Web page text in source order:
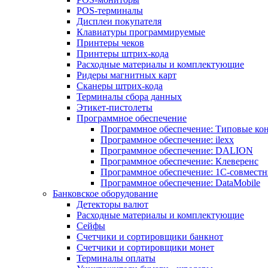
POS-терминалы
Дисплеи покупателя
Клавиатуры программируемые
Принтеры чеков
Принтеры штрих-кода
Расходные материалы и комплектующие
Ридеры магнитных карт
Сканеры штрих-кода
Терминалы сбора данных
Этикет-пистолеты
Программное обеспечение
Программное обеспечение: Типовые
Программное обеспечение: ilexx
Программное обеспечение: DALION
Программное обеспечение: Клеверенс
Программное обеспечение: 1С-
Программное обеспечение: DataMobile
Банковское оборудование
Детекторы валют
Расходные материалы и комплектующие
Сейфы
Счетчики и сортировщики банкнот
Счетчики и сортировщики монет
Терминалы оплаты